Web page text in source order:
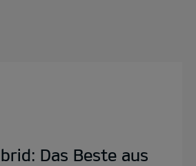
Das Beste aus